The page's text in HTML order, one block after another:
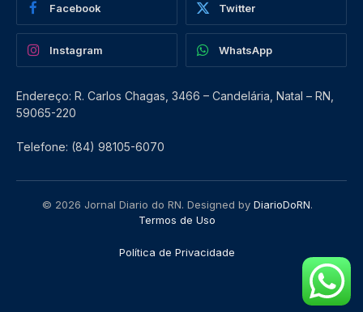
Facebook Twitter
Instagram WhatsApp
Endereço: R. Carlos Chagas, 3466 – Candelária, Natal – RN,
59065-220
Telefone: (84) 98105-6070
© 2026 Jornal Diario do RN. Designed by DiarioDoRN.
Termos de Uso
Política de Privacidade